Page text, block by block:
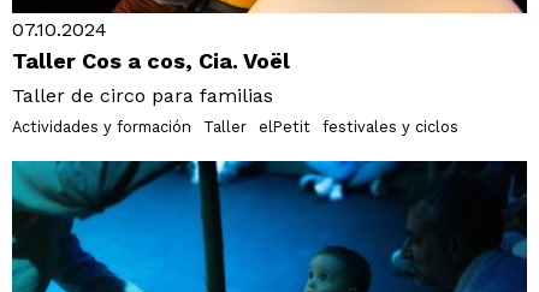
07.10.2024
Taller Cos a cos, Cia. Voël
Taller de circo para familias
Actividades y formación Taller elPetit festivales y ciclos